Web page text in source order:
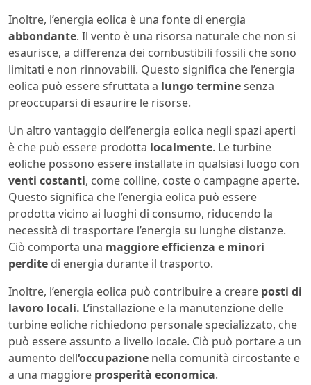
Inoltre, l’energia eolica è una fonte di energia
abbondante. Il vento è una risorsa naturale che non si
esaurisce, a differenza dei combustibili fossili che sono
limitati e non rinnovabili. Questo significa che l’energia
eolica può essere sfruttata a lungo terminesenza
preoccuparsi di esaurire le risorse.
Un altro vantaggio dell’energia eolica negli spazi aperti
è che può essere prodotta localmente. Le turbine
eoliche possono essere installate in qualsiasi luogo con
venti costanti, come colline, coste o campagne aperte.
Questo significa che l’energia eolica può essere
prodotta vicino ai luoghi di consumo, riducendo la
necessità di trasportare l’energia su lunghe distanze.
Ciò comporta una maggiore efficienza e minori
perdite di energia durante il trasporto.
Inoltre, l’energia eolica può contribuire a creare posti di
lavoro locali. L’installazione e la manutenzione delle
turbine eoliche richiedono personale specializzato, che
può essere assunto a livello locale. Ciò può portare a un
aumento dell‘occupazione nella comunità circostante e
a una maggiore prosperità economica.